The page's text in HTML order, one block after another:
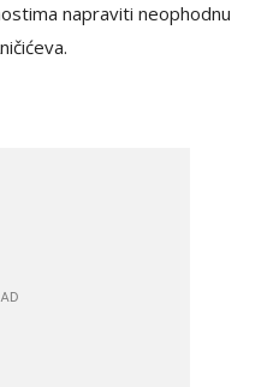
napraviti neophodnu